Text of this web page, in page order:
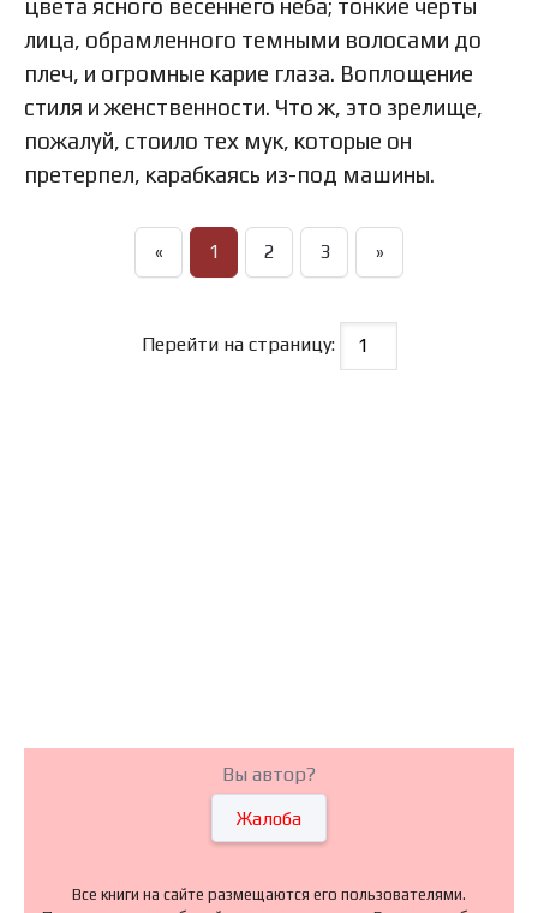
цвета ясного весеннего неба; тонкие черты
лица, обрамленного темными волосами до
плеч, и огромные карие глаза. Воплощение
стиля и женственности. Что ж, это зрелище,
пожалуй, стоило тех мук, которые он
претерпел, карабкаясь из-под машины.
« 1 2 3 »
Перейти на страницу:
Вы автор?
Жалоба
Все книги на сайте размещаются его пользователями.